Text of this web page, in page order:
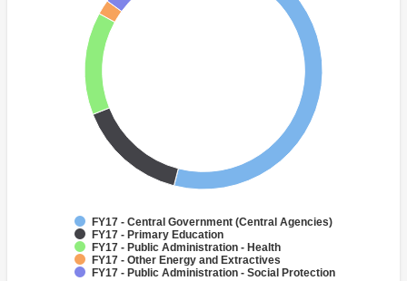
FY17 - Central Government (Central Agencies)
FY17 - Primary Education
FY17 - Public Administration - Health
FY17 - Other Energy and Extractives
FY17 - Public Administration - Social Protection